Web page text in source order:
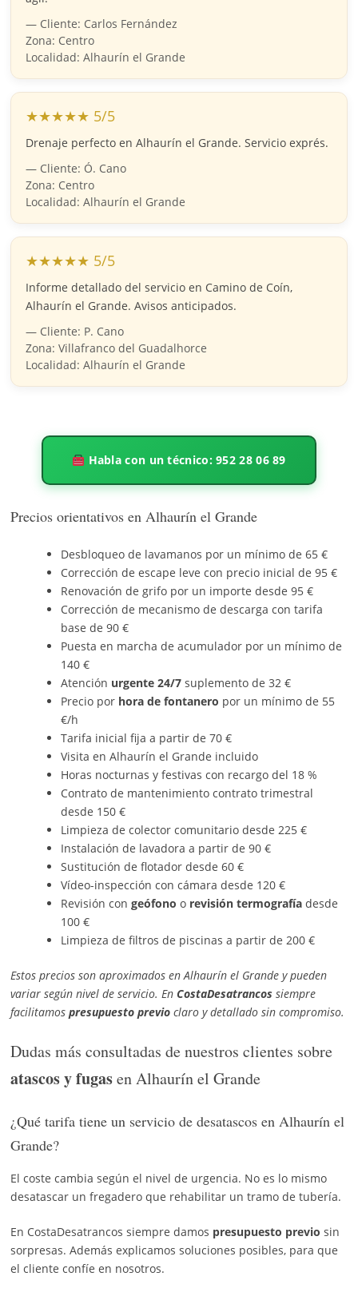
— Cliente: Carlos Fernández
Zona: Centro
Localidad: Alhaurín el Grande
★★★★★ 5/5
Drenaje perfecto en Alhaurín el Grande. Servicio exprés.
— Cliente: Ó. Cano
Zona: Centro
Localidad: Alhaurín el Grande
★★★★★ 5/5
Informe detallado del servicio en Camino de Coín,
Alhaurín el Grande. Avisos anticipados.
— Cliente: P. Cano
Zona: Villafranco del Guadalhorce
Localidad: Alhaurín el Grande
Habla con un técnico: 952 28 06 89
Precios orientativos en Alhaurín el Grande
Desbloqueo de lavamanos por un mínimo de 65 €
Corrección de escape leve con precio inicial de 95 €
Renovación de grifo por un importe desde 95 €
Corrección de mecanismo de descarga con tarifa
base de 90 €
Puesta en marcha de acumulador por un mínimo de
140 €
Atención urgente 24/7suplemento de 32 €
Precio por hora de fontanero por un mínimo de 55
€/h
Tarifa inicial fija a partir de 70 €
Visita en Alhaurín el Grande incluido
Horas nocturnas y festivas con recargo del 18 %
Contrato de mantenimiento contrato trimestral
desde 150 €
Limpieza de colector comunitario desde 225 €
Instalación de lavadora a partir de 90 €
Sustitución de flotador desde 60 €
Vídeo-inspección con cámara desde 120 €
Revisión con geófono o revisión termografíadesde
100 €
Limpieza de filtros de piscinas a partir de 200 €
Estos precios son aproximados en Alhaurín el Grande y pueden
variar según nivel de servicio. En CostaDesatrancos siempre
facilitamos presupuesto previoclaro y detallado sin compromiso.
Dudas más consultadas de nuestros clientes sobre
atascos y fugasen Alhaurín el Grande
¿Qué tarifa tiene un servicio de desatascos en Alhaurín el
Grande?
El coste cambia según el nivel de urgencia. No es lo mismo
desatascar un fregadero que rehabilitar un tramo de tubería.
En CostaDesatrancos siempre damos presupuesto previo sin
sorpresas. Además explicamos soluciones posibles, para que
el cliente confíe en nosotros.